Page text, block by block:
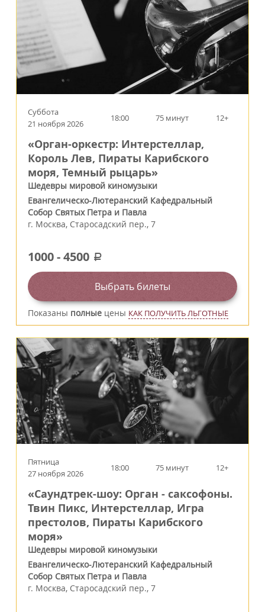
Суббота
21 ноября 2026
18:00 75 минут 12+
«Орган-оркестр: Интерстеллар,
Король Лев, Пираты Карибского
моря, Темный рыцарь»
Шедевры мировой киномузыки
Евангелическо-Лютеранский Кафедральный
Собор Святых Петра и Павла
г. Москва, Старосадский пер., 7
1000-4500 a
Выбрать билеты
Показаны полные цены КАК ПОЛУЧИТЬ ЛЬГОТНЫЕ
Пятница
27 ноября 2026
18:00 75 минут 12+
«Саундтрек-шоу: Орган - саксофоны.
Твин Пикс, Интерстеллар, Игра
престолов, Пираты Карибского
моря»
Шедевры мировой киномузыки
Евангелическо-Лютеранский Кафедральный
Собор Святых Петра и Павла
г. Москва, Старосадский пер., 7